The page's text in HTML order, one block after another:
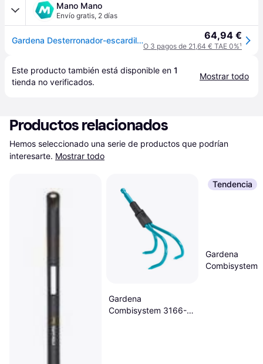
Mano Mano
Envío gratis, 2 días
Gardena Desterronador-escardilla Combisystem (03195-20) 64,94 €
O 3 pagos de 21,64 € TAE 0%¹
Este producto también está disponible en 1
tienda no verificados.
Mostrar todo
Productos relacionados
Hemos seleccionado una serie de productos que podrían
interesarte. Mostrar todo
Gardena
Combisystem 3166-
Tendencia
Gardena
Combisystem